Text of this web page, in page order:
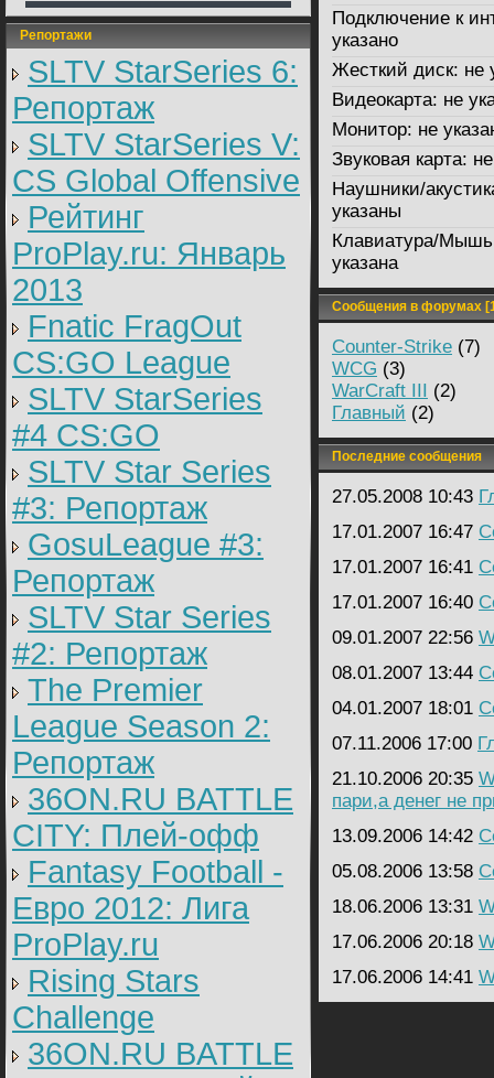
Репортажи
SLTV StarSeries 6:
Репортаж
SLTV StarSeries V:
CS Global Offensive
Рейтинг
ProPlay.ru: Январь
2013
Fnatic FragOut
CS:GO League
SLTV StarSeries
#4 CS:GO
SLTV Star Series
#3: Репортаж
GosuLeague #3:
Репортаж
SLTV Star Series
#2: Репортаж
The Premier
League Season 2:
Репортаж
36ON.RU BATTLE
CITY: Плей-офф
Fantasy Football -
Евро 2012: Лига
ProPlay.ru
Rising Stars
Challenge
36ON.RU BATTLE
Подключение к
указано
Жесткий диск: не
Видеокарта: не
Монитор: не
Звуковая карта:
Наушники/
указаны
Клавиатура/
указана
Сообщения в форумах
Counter-Strike (7)
WCG (3)
WarCraft III (2)
Главный (2)
Последние сообщения
27.05.2008 10:43
17.01.2007 16:47
17.01.2007 16:41
17.01.2007 16:40
09.01.2007 22:56
08.01.2007 13:44
04.01.2007 18:01
07.11.2006 17:00
21.10.2006 20:35
пари,а денег не
13.09.2006 14:42
05.08.2006 13:58
18.06.2006 13:31
17.06.2006 20:18
17.06.2006 14:41